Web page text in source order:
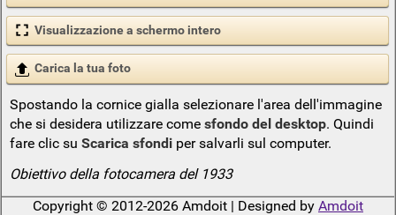
Visualizzazione a schermo intero
Carica la tua foto
Spostando la cornice gialla selezionare l'area dell'immagine
che si desidera utilizzare come sfondo del desktop. Quindi
fare clic su Scarica sfondiper salvarli sul computer.
Obiettivo della fotocamera del 1933
Copyright © 2012-2026 Amdoit | Designed by Amdoit